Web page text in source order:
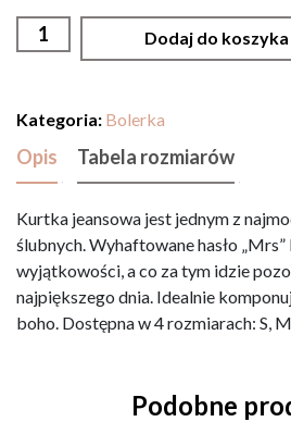
ilość
Kurtka
Panny
Młodej
Dodaj do koszyka
Kategoria: Bolerka
Opis Tabela rozmiarów
Kurtka jeansowa jest jednym z
ślubnych. Wyhaftowane hasło „Mrs”
wyjątkowości, a co za tym idzie
najpiększego dnia. Idealnie
boho. Dostępna w 4 rozmiarach: S,
Podobne